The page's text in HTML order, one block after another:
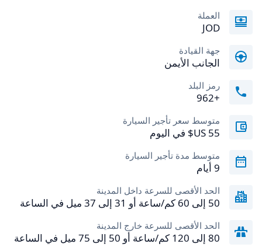
العملة
JOD
جهة القيادة
الجانب الأيمن
رمز البلد
+962
متوسط سعر تأجير السيارة
متوسط مدة تأجير السيارة
9 أيام
الحد الأقصى للسرعة داخل المدينة
50 إلى 60 كم/ساعة أو 31 إلى 37 ميل في الساعة
الحد الأقصى للسرعة خارج المدينة
80 إلى 120 كم/ساعة أو 50 إلى 75 ميل في الساعة